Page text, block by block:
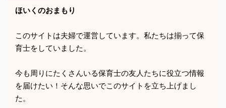
ほいくのおまもり
このサイトは夫婦で運営しています。私たちは揃って保
育士をしていました。
今も周りにたくさんいる保育士の友人たちに役立つ情報
を届けたい！そんな思いでこのサイトを立ち上げまし
た。